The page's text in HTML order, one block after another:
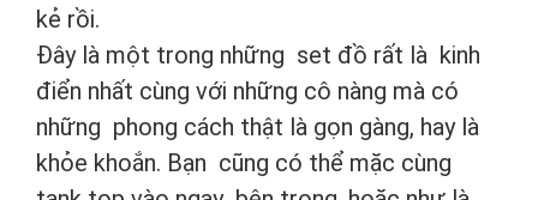
kẻ rồi.
Đây là một trong những set đồ rất là kinh
điển nhất cùng với những cô nàng mà có
những phong cách thật là gọn gàng, hay là
khỏe khoắn. Bạn cũng có thể mặc cùng